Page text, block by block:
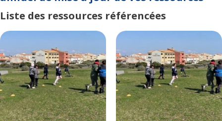
Liste des ressources référencées